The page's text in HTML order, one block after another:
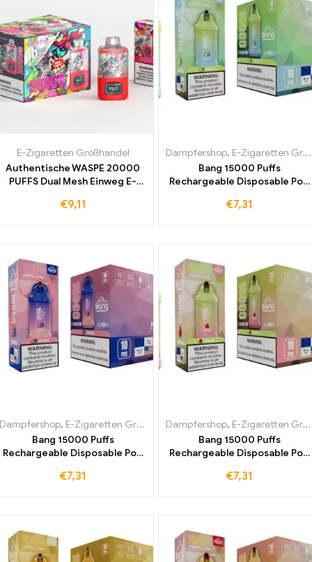
E-Zigaretten Großhandel
Authentische WASPE 20000
PUFFS Dual Mesh Einweg E-
Wassermelone jetzt zum
€9,11
Dampfershop, E-Zigaretten Großhandel
Bang 15000 Puffs
Rechargeable Disposable Pod
weltweit meistverkauften
€7,31
Dampfershop, E-Zigaretten Großhandel
Bang 15000 Puffs
Rechargeable Disposable Pod
Berry – Weltweit
€7,31
Dampfershop, E-Zigaretten Großhandel
Bang 15000 Puffs
Rechargeable Disposable Pod
Pomegranate – Ihre Chance
€7,31